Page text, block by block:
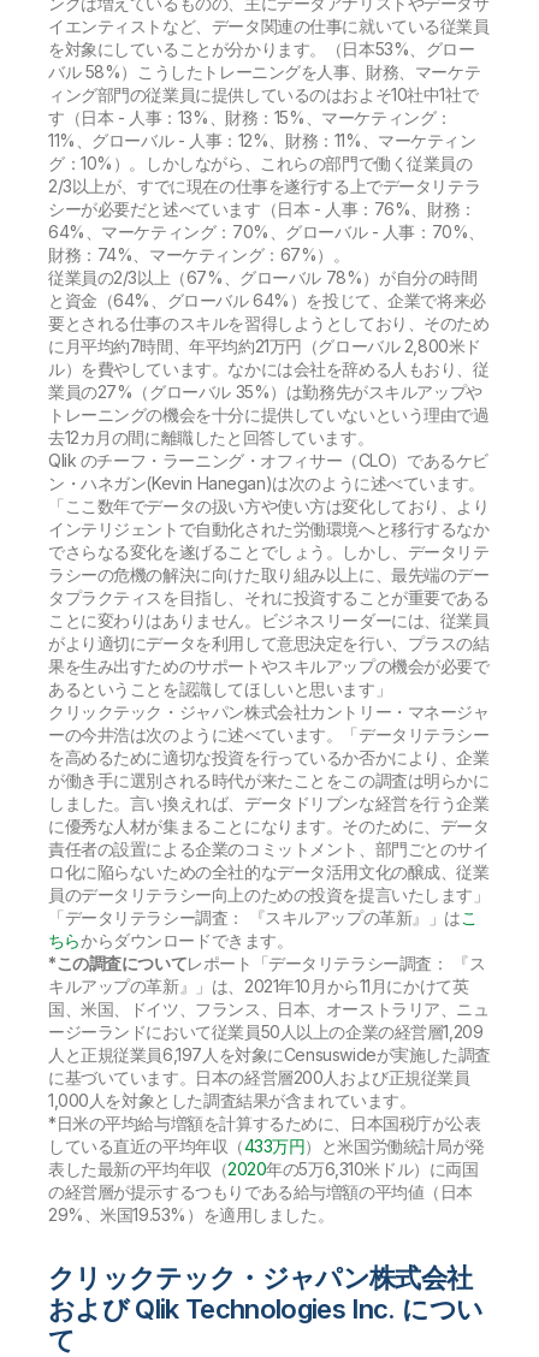
イエンティストなど、データ関連の仕事に就いている従業員
を対象にしていることが分かります。（日本53%、グロー
バル 58%）こうしたトレーニングを人事、財務、マーケテ
ィング部門の従業員に提供しているのはおよそ10社中1社で
す（日本 - 人事：13%、財務：15%、マーケティング：
11%、グローバル - 人事：12%、財務：11%、マーケティン
グ：10%）。しかしながら、これらの部門で働く従業員の
2/3以上が、すでに現在の仕事を遂行する上でデータリテラ
シーが必要だと述べています（日本 - 人事：76%、財務：
64%、マーケティング：70%、グローバル - 人事：70%、
財務：74%、マーケティング：67%）。
従業員の2/3以上（67%、グローバル 78%）が自分の時間
と資金（64%、グローバル 64%）を投じて、企業で将来必
要とされる仕事のスキルを習得しようとしており、そのため
に月平均約7時間、年平均約21万円（グローバル 2,800米ド
ル）を費やしています。なかには会社を辞める人もおり、従
業員の27%（グローバル 35%）は勤務先がスキルアップや
トレーニングの機会を十分に提供していないという理由で過
去12カ月の間に離職したと回答しています。
Qlik のチーフ・ラーニング・オフィサー（CLO）であるケビ
ン・ハネガン(Kevin Hanegan)は次のように述べています。
「ここ数年でデータの扱い方や使い方は変化しており、より
インテリジェントで自動化された労働環境へと移行するなか
でさらなる変化を遂げることでしょう。しかし、データリテ
ラシーの危機の解決に向けた取り組み以上に、最先端のデー
タプラクティスを目指し、それに投資することが重要である
ことに変わりはありません。ビジネスリーダーには、従業員
がより適切にデータを利用して意思決定を行い、プラスの結
果を生み出すためのサポートやスキルアップの機会が必要で
あるということを認識してほしいと思います」
クリックテック・ジャパン株式会社カントリー・マネージャ
ーの今井浩は次のように述べています。「データリテラシー
を高めるために適切な投資を行っているか否かにより、企業
が働き手に選別される時代が来たことをこの調査は明らかに
しました。言い換えれば、データドリブンな経営を行う企業
に優秀な人材が集まることになります。そのために、データ
責任者の設置による企業のコミットメント、部門ごとのサイ
ロ化に陥らないための全社的なデータ活用文化の醸成、従業
員のデータリテラシー向上のための投資を提言いたします」
「データリテラシー調査： 『スキルアップの革新』」はこ
ちらからダウンロードできます。
*この調査についてレポート「データリテラシー調査： 『ス
キルアップの革新』」は、2021年10月から11月にかけて英
国、米国、ドイツ、フランス、日本、オーストラリア、ニュ
ージーランドにおいて従業員50人以上の企業の経営層1,209
人と正規従業員6,197人を対象にCensuswideが実施した調査
に基づいています。日本の経営層200人および正規従業員
1,000人を対象とした調査結果が含まれています。
*日米の平均給与増額を計算するために、日本国税庁が公表
している直近の平均年収（433万円）と米国労働統計局が発
表した最新の平均年収（2020年の5万6,310米ドル）に両国
の経営層が提示するつもりである給与増額の平均値（日本
29%、米国19.53%）を適用しました。
クリックテック・ジャパン株式会社
および Qlik Technologies Inc. につい
て